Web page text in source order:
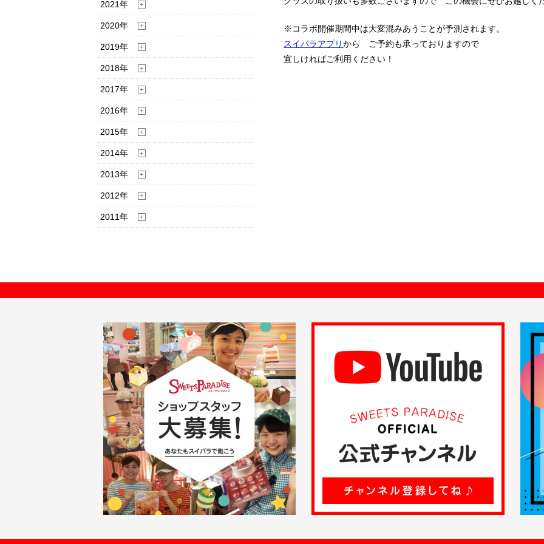
2021年
2020年
2019年
2018年
2017年
2016年
2015年
2014年
2013年
2012年
2011年
※コラボ開催期間中は大変混みあうことが予測されます。
スイパラアプリから ご予約も承っておりますので
宜しければご利用ください！